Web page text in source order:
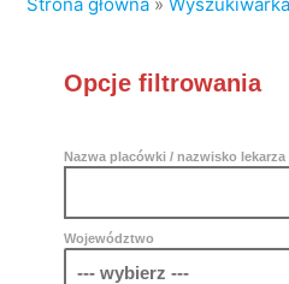
Opcje filtrowania
Nazwa placówki / nazwisko lekarza
Województwo